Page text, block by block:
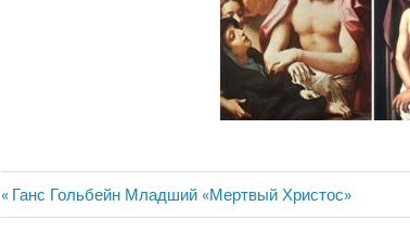
Навигация
Previous
Post:
Ганс Гольбейн Младший «Мертвый Христос»